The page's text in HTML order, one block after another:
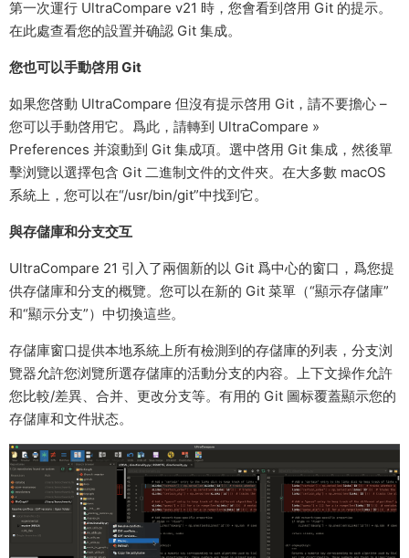
第一次運行 UltraCompare v21 時，您會看到啓用 Git 的提示。
在此處查看您的設置并确認 Git 集成。
您也可以手動啓用 Git
如果您啓動 UltraCompare 但沒有提示啓用 Git，請不要擔心 –
您可以手動啓用它。爲此，請轉到 UltraCompare »
Preferences 并滾動到 Git 集成項。選中啓用 Git 集成，然後單
擊浏覽以選擇包含 Git 二進制文件的文件夾。在大多數 macOS
系統上，您可以在“/usr/bin/git”中找到它。
與存儲庫和分支交互
UltraCompare 21 引入了兩個新的以 Git 爲中心的窗口，爲您提
供存儲庫和分支的概覽。您可以在新的 Git 菜單（“顯示存儲庫”
和“顯示分支”）中切換這些。
存儲庫窗口提供本地系統上所有檢測到的存儲庫的列表，分支浏
覽器允許您浏覽所選存儲庫的活動分支的内容。上下文操作允許
您比較/差異、合并、更改分支等。有用的 Git 圖标覆蓋顯示您的
存儲庫和文件狀态。